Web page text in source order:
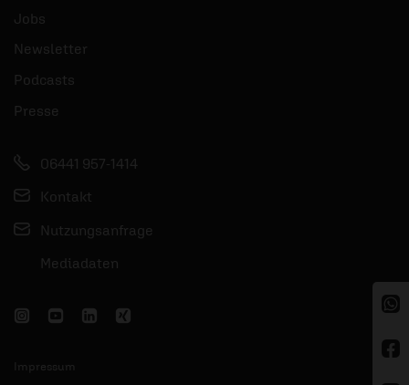
Jobs
Newsletter
Podcasts
Presse
06441 957-1414
Kontakt
Nutzungsanfrage
Mediadaten
Impressum